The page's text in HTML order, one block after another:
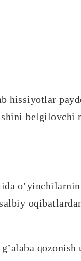
hissiyotlar
belgilovchi